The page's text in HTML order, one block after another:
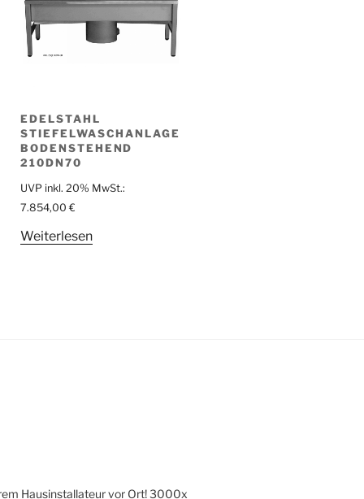
EDELSTAHL
STIEFELWASCHANLAGE
BODENSTEHEND
210DN70
UVP inkl. 20% MwSt.:
7.854,00€
Weiterlesen
Hausinstallateur vor Ort! 3000x